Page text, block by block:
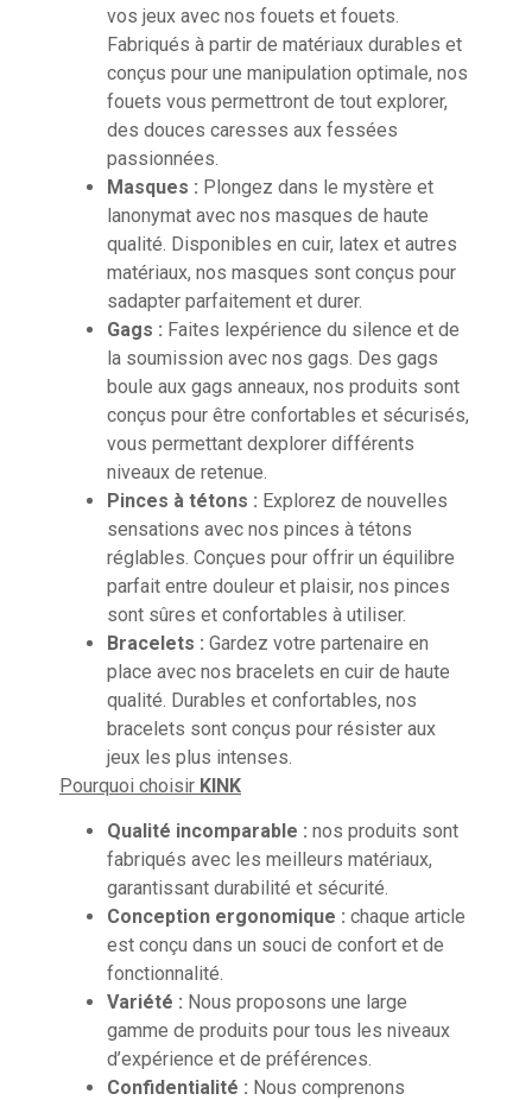
vos jeux avec nos fouets et fouets.
Fabriqués à partir de matériaux durables et
conçus pour une manipulation optimale, nos
fouets vous permettront de tout explorer,
des douces caresses aux fessées
passionnées.
Masques : Plongez dans le mystère et
lanonymat avec nos masques de haute
qualité. Disponibles en cuir, latex et autres
matériaux, nos masques sont conçus pour
sadapter parfaitement et durer.
Gags : Faites lexpérience du silence et de
la soumission avec nos gags. Des gags
boule aux gags anneaux, nos produits sont
conçus pour être confortables et sécurisés,
vous permettant dexplorer différents
niveaux de retenue.
Pinces à tétons : Explorez de nouvelles
sensations avec nos pinces à tétons
réglables. Conçues pour offrir un équilibre
parfait entre douleur et plaisir, nos pinces
sont sûres et confortables à utiliser.
Bracelets : Gardez votre partenaire en
place avec nos bracelets en cuir de haute
qualité. Durables et confortables, nos
bracelets sont conçus pour résister aux
jeux les plus intenses.
Pourquoi choisir KINK
Qualité incomparable : nos produits sont
fabriqués avec les meilleurs matériaux,
garantissant durabilité et sécurité.
Conception ergonomique : chaque article
est conçu dans un souci de confort et de
fonctionnalité.
Variété : Nous proposons une large
gamme de produits pour tous les niveaux
d’expérience et de préférences.
Confidentialité : Nous comprenons